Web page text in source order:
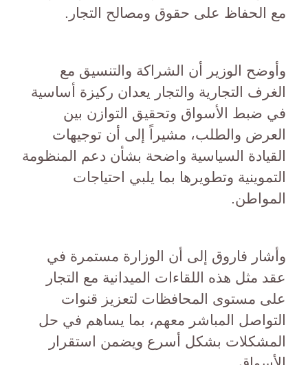
مع الحفاظ على حقوق ومصالح التجار.
وأوضح الوزير أن الشراكة والتنسيق مع
الغرف التجارية والتجار يعدان ركيزة أساسية
في ضبط الأسواق وتحقيق التوازن بين
العرض والطلب، مشيراً إلى أن توجيهات
القيادة السياسية واضحة بشأن دعم المنظومة
التموينية وتطويرها بما يلبي احتياجات
المواطن.
وأشار فاروق إلى أن الوزارة مستمرة في
عقد مثل هذه اللقاءات الميدانية مع التجار
على مستوى المحافظات لتعزيز قنوات
التواصل المباشر معهم، بما يساهم في حل
المشكلات بشكل أسرع ويضمن استقرار